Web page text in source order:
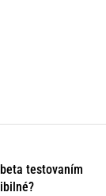
testovaním